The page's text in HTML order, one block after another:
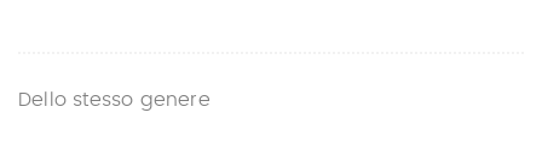
Dello stesso genere